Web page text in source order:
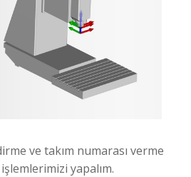
ve takım numarası verme
yapalım.